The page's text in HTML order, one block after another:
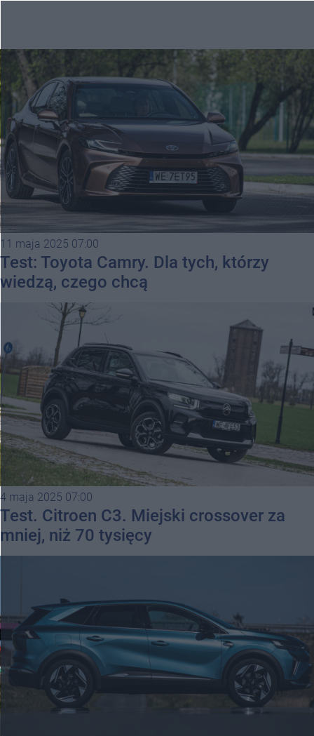
11 maja 2025 07:00
Test: Toyota Camry. Dla tych, którzy
wiedzą, czego chcą
4 maja 2025 07:00
Test. Citroen C3. Miejski crossover za
mniej, niż 70 tysięcy